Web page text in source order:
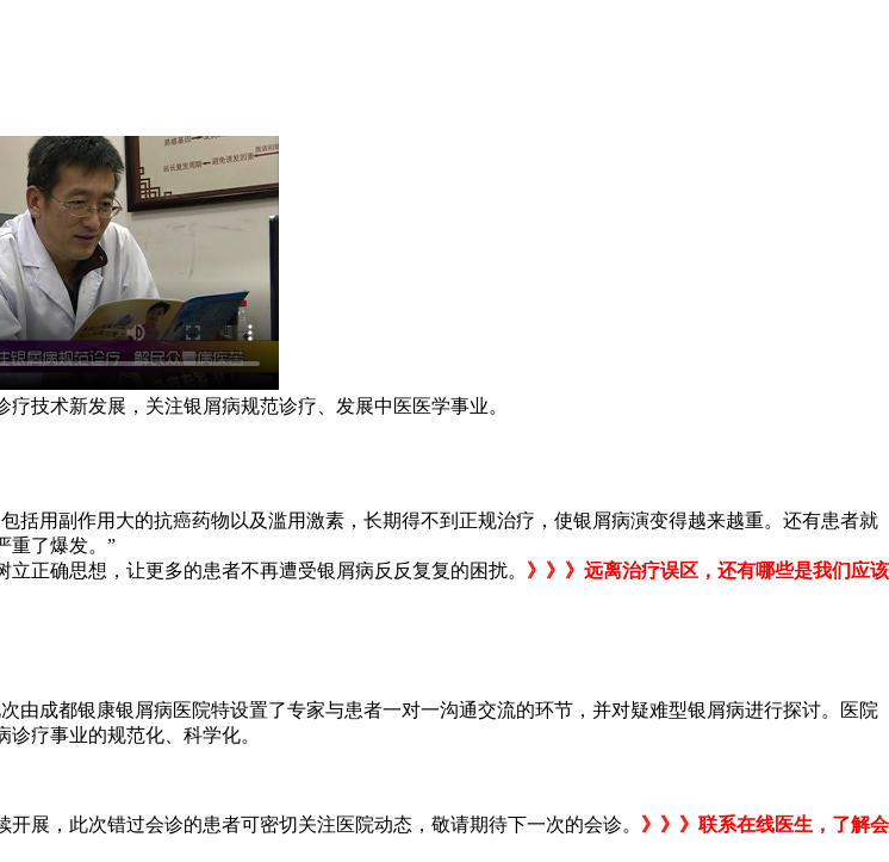
术新发展，关注银屑病规范诊疗、发展中医医学事业。
用副作用大的抗癌药物以及滥用激素，长期得不到正规治疗，使银屑病演变得越来越重。还有患者就
重了爆发。”
确思想，让更多的患者不再遭受银屑病反反复复的困扰。 》》》远离治疗误区，还有哪些是我们应该
成都银康银屑病医院特设置了专家与患者一对一沟通交流的环节，并对疑难型银屑病进行探讨。医院
疗事业的规范化、科学化。
，此次错过会诊的患者可密切关注医院动态，敬请期待下一次的会诊。 》》》联系在线医生，了解会